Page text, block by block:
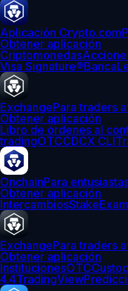
Aplicación Crypto.com
Obtener aplicación
Criptomonedas
Visa Signature®Banca
ExchangePara traders
Obtener aplicación
Libro de órdenes al
tradingOTCCDCX CLI
OnchainPara
Obtener aplicación
IntercambiosStake
ExchangePara traders
Obtener aplicación
InstitucionesOTC
4.4TradingView